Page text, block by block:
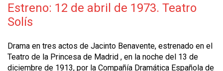
Estreno: 12 de abril de 1973. Teatro
Solís
Drama en tres actos de Jacinto Benavente, estrenado en el
Teatro de la Princesa de Madrid , en la noche del 13 de
diciembre de 1913, por la Compañía Dramática Española de